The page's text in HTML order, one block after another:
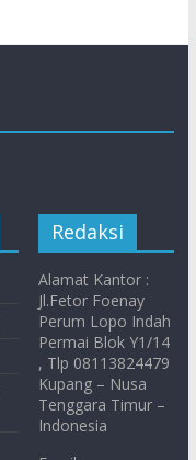
Redaksi
Alamat Kantor :
Jl.Fetor Foenay
Perum Lopo Indah
Permai Blok Y1/14
, Tlp 08113824479
Kupang – Nusa
Tenggara Timur –
Indonesia